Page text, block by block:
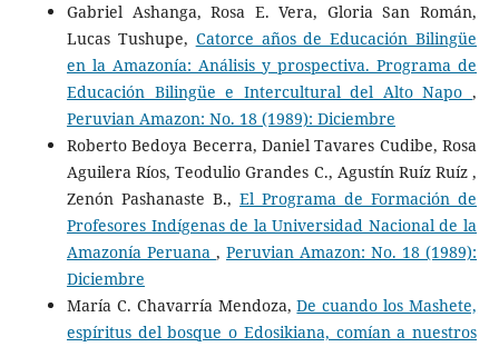
Gabriel Ashanga, Rosa E. Vera, Gloria San Román,
Lucas Tushupe, Catorce años de Educación Bilingüe
en la Amazonía: Análisis y prospectiva. Programa de
Educación Bilingüe e Intercultural del Alto Napo,
Peruvian Amazon: No. 18 (1989): Diciembre
Roberto Bedoya Becerra, Daniel Tavares Cudibe, Rosa
Aguilera Ríos, Teodulio Grandes C., Agustín Ruíz Ruíz ,
Zenón Pashanaste B., El Programa de Formación de
Profesores Indígenas de la Universidad Nacional de la
Amazonía Peruana ,Peruvian Amazon: No. 18 (1989):
Diciembre
María C. Chavarría Mendoza,De cuando los Mashete,
espíritus del bosque o Edosikiana, comían a nuestros